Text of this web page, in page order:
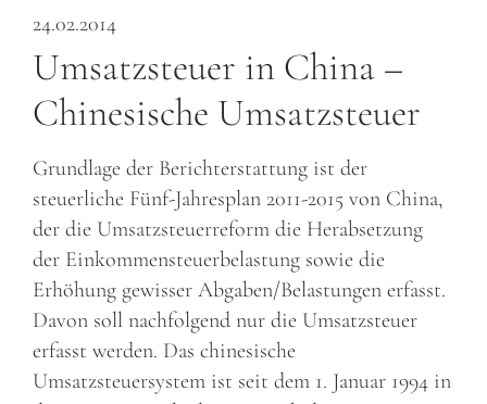
24.02.2014
Umsatzsteuer in China –
Chinesische Umsatzsteuer
Grundlage der Berichterstattung ist der
steuerliche Fünf-Jahresplan 2011-2015 von China,
der die Umsatzsteuerreform die Herabsetzung
der Einkommensteuerbelastung sowie die
Erhöhung gewisser Abgaben/Belastungen erfasst.
Davon soll nachfolgend nur die Umsatzsteuer
erfasst werden. Das chinesische
Umsatzsteuersystem ist seit dem 1. Januar 1994 in